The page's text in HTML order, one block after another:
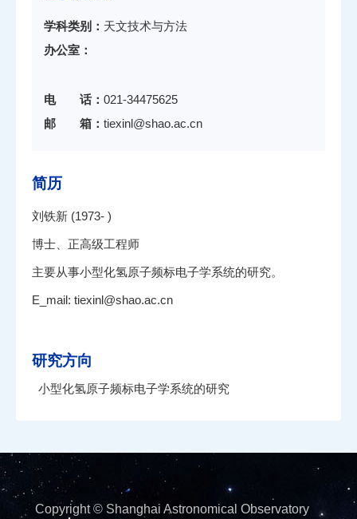
学科类别： 天文技术与方法
办公室：
电 话： 021-34475625
邮 箱： tiexinl@shao.ac.cn
简历
刘铁新 (1973- )
博士、正高级工程师
主要从事小型化氢原子频标电子学系统的研究。
E_mail: tiexinl@shao.ac.cn
研究方向
小型化氢原子频标电子学系统的研究
Copyright © Shanghai Astronomical Observatory